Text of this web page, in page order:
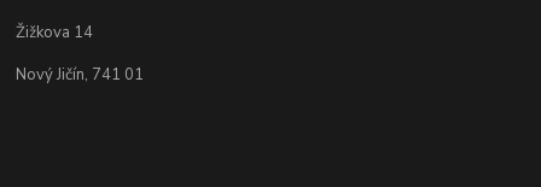
Žižkova 14
Nový Jičín, 741 01